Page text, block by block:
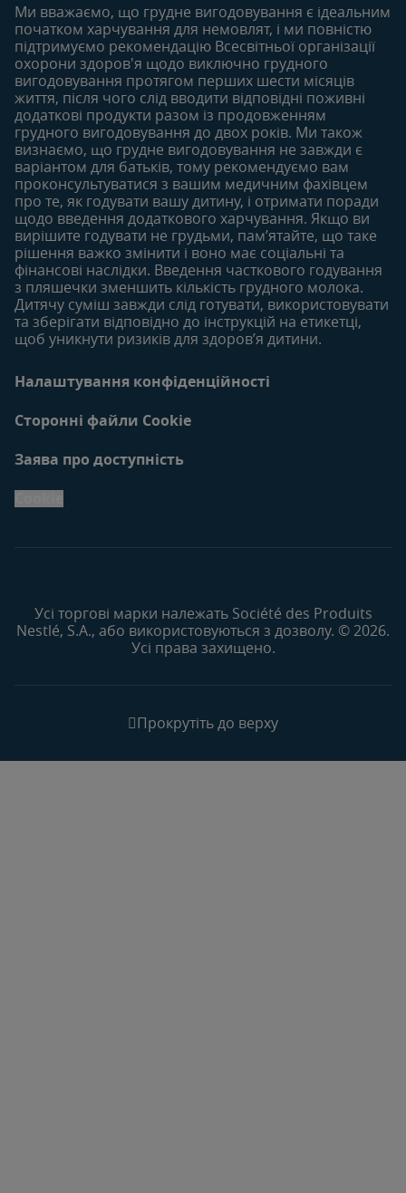
Придбати
Наші бренди
Безкоштовні тестування
6-12 місяців
Статті
Продукти
12-18 місяців
Статті
Продукти
18-24 місяців
Статті
Продукти
Ми вважаємо, що грудне вигодовування є ідеальним
початком харчування для немовлят, і ми повністю
підтримуємо рекомендацію Всесвітньої організації
охорони здоров'я щодо виключно грудного
вигодовування протягом перших шести місяців
життя, після чого слід вводити відповідні поживні
додаткові продукти разом із продовженням
грудного вигодовування до двох років. Ми також
визнаємо, що грудне вигодовування не завжди є
варіантом для батьків, тому рекомендуємо вам
проконсультуватися з вашим медичним фахівцем
про те, як годувати вашу дитину, і отримати поради
щодо введення додаткового харчування. Якщо ви
вирішите годувати не грудьми, пам’ятайте, що таке
рішення важко змінити і воно має соціальні та
фінансові наслідки. Введення часткового годування
з пляшечки зменшить кількість грудного молока.
Дитячу суміш завжди слід готувати, використовувати
та зберігати відповідно до інструкцій на етикетці,
щоб уникнути ризиків для здоров’я дитини.
Налаштування конфіденційності
Сторонні файли Cookie
Заява про доступність
Усі торгові марки належать Société des Produits
Nestlé, S.A., або використовуються з дозволу. © 2026.
Усі права захищено.
Прокрутіть до верху